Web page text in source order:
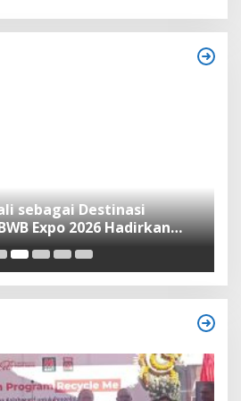
sebagai Destinasi
Expo 2026 Hadirkan
dan Global